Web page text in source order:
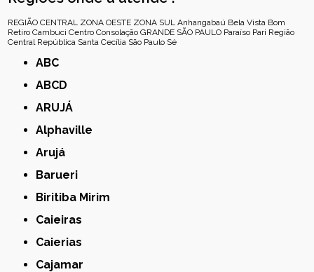
REGIÃO CENTRAL ZONA OESTE ZONA SUL Anhangabaú Bela Vista Bom
Retiro Cambuci Centro Consolação GRANDE SÃO PAULO Paraíso Pari Região
Central República Santa Cecília São Paulo Sé
ABC
ABCD
ARUJÁ
Alphaville
Arujá
Barueri
Biritiba Mirim
Caieiras
Caierias
Cajamar